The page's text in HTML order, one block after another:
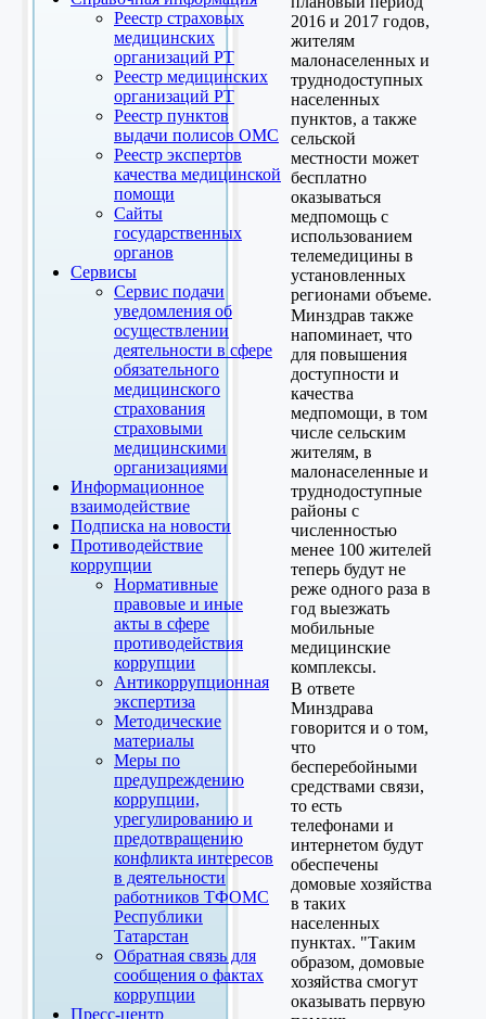
Реестр страховых
медицинских
организаций РТ
Реестр медицинских
организаций РТ
Реестр пунктов
выдачи полисов ОМС
Реестр экспертов
качества медицинской
помощи
Сайты
государственных
органов
Сервисы
Сервис подачи
уведомления об
осуществлении
деятельности в сфере
обязательного
медицинского
страхования
страховыми
медицинскими
организациями
Информационное
взаимодействие
Подписка на новости
Противодействие
коррупции
Нормативные
правовые и иные
акты в сфере
противодействия
коррупции
Антикоррупционная
экспертиза
Методические
материалы
Меры по
предупреждению
коррупции,
урегулированию и
предотвращению
конфликта интересов
в деятельности
работников ТФОМС
Республики
Татарстан
Обратная связь для
сообщения о фактах
коррупции
Пресс-центр
2016 и 2017 годов,
жителям
малонаселенных и
труднодоступных
населенных
пунктов, а также
сельской
местности может
бесплатно
оказываться
медпомощь с
использованием
телемедицины в
установленных
регионами объеме.
Минздрав также
напоминает, что
для повышения
доступности и
качества
медпомощи, в том
числе сельским
жителям, в
малонаселенные и
труднодоступные
районы с
численностью
менее 100 жителей
теперь будут не
реже одного раза в
год выезжать
мобильные
медицинские
комплексы.
В ответе
Минздрава
говорится и о том,
что
бесперебойными
средствами связи,
то есть
телефонами и
интернетом будут
обеспечены
домовые хозяйства
в таких
населенных
пунктах. "Таким
образом, домовые
хозяйства смогут
оказывать первую